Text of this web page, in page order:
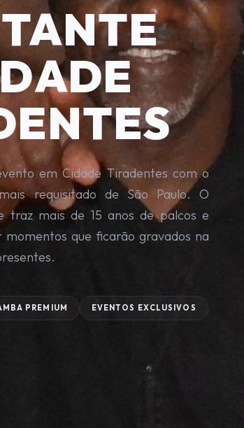
em Cidade Tiradentes com o
requisitado de São Paulo. O
traz mais de 15 anos de palcos e
que ficarão gravados na
PREMIUM EVENTOS EXCLUSIVOS